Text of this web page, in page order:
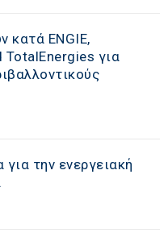
κατά ENGIE,
TotalEnergies για
την ενεργειακή